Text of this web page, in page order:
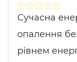
Сучасна
опалення
рівнем